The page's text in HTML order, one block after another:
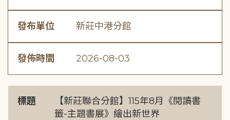
發布單位 新莊中港分館
發佈時間 2026-08-03
標題
【新莊聯合分館】115年8月《閱讀書
籤-主題書展》繪出新世界